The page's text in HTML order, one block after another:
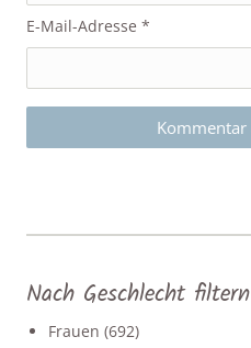
E-Mail-Adresse*
Nach Geschlecht filtern
Frauen (692)